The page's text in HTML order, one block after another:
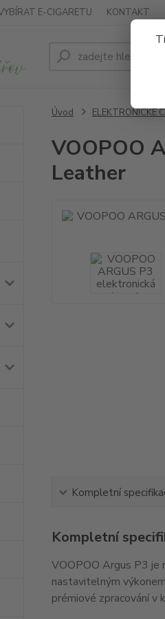
E-CIGARETU KONTAKT
Úvod ELEKTRONICKÉ
VOOPOO
Leather
Kompletní
Kompletní
VOOPOO Argus P3
nastavitelným
prémiové zpracování v